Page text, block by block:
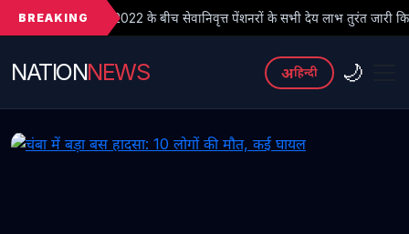
BREAKING
के बीच सेवानिवृत्त पेंशनरों के सभी देय लाभ तुरंत जारी किए जाएं ●
NATIONNEWS अहिन्दी 🌙